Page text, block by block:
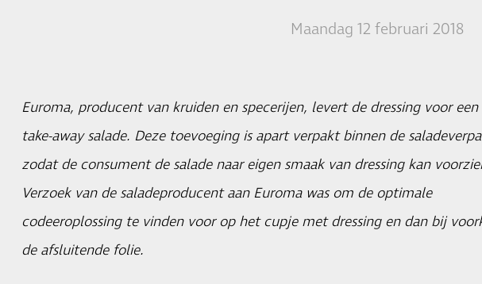
Maandag 12 februari 2018
Euroma, producent van kruiden en specerijen, levert de dressing voor een
take-away salade. Deze toevoeging is apart verpakt binnen de
zodat de consument de salade naar eigen smaak van dressing kan
Verzoek van de saladeproducent aan Euroma was om de optimale
codeeroplossing te vinden voor op het cupje met dressing en dan bij
de afsluitende folie.